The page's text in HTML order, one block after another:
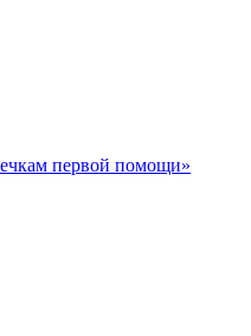
первой помощи»